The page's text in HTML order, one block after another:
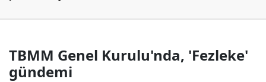
TBMM Genel Kurulu'nda, 'Fezleke'
gündemi